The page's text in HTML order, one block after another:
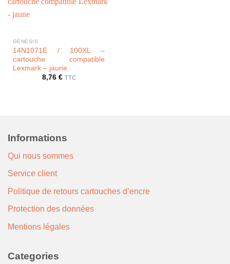
GENESIS
14N1071E / 100XL –
cartouche compatible
Lexmark – jaune
8,76 € TTC
Informations
Qui nous sommes
Service client
Politique de retours cartouches d’encre
Protection des données
Mentions légales
Categories